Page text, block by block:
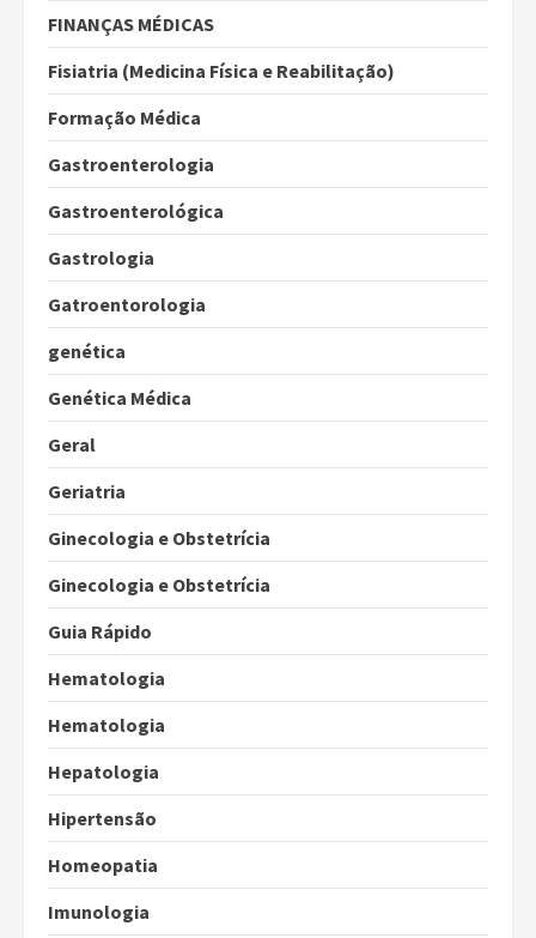
FINANÇAS MÉDICAS
Fisiatria (Medicina Física e Reabilitação)
Formação Médica
Gastroenterologia
Gastroenterológica
Gastrologia
Gatroentorologia
genética
Genética Médica
Geral
Geriatria
Ginecologia e Obstetrícia
Ginecologia e Obstetrícia
Guia Rápido
Hematologia
Hematologia
Hepatologia
Hipertensão
Homeopatia
Imunologia